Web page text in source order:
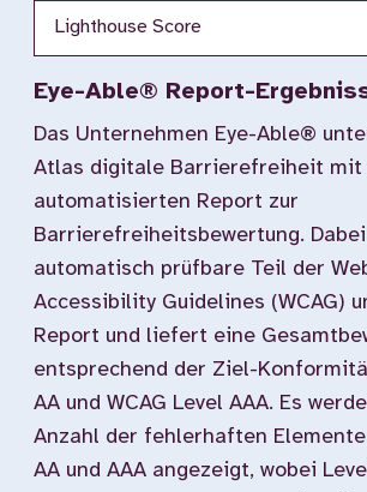
Lighthouse Score
Eye-Able® Report-
Das Unternehmen Eye-Able®
Atlas digitale Barrierefreiheit mit
automatisierten Report zur
Barrierefreiheitsbewertung.
automatisch prüfbare Teil der
Accessibility Guidelines (WCAG)
Report und liefert eine
entsprechend der Ziel-
AA und WCAG Level AAA. Es
Anzahl der fehlerhaften
AA und AAA angezeigt, wobei